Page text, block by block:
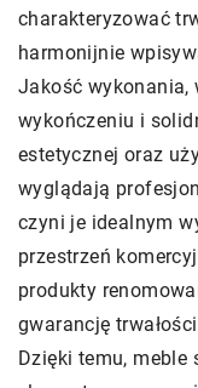
charakteryzować
harmonijnie
Jakość wykonania,
wykończeniu i
estetycznej oraz
wyglądają
czyni je idealnym
przestrzeń
produkty
gwarancję
Dzięki temu,